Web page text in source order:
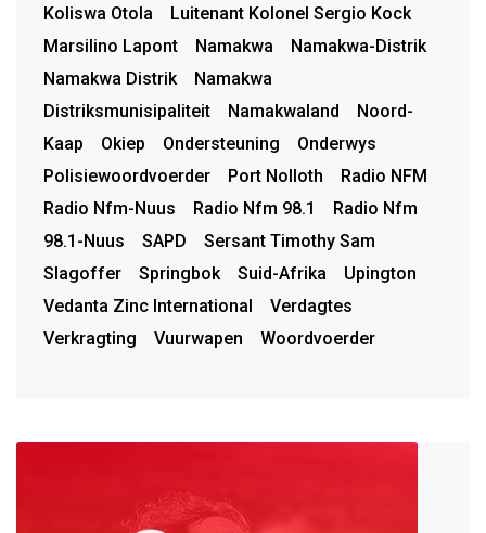
Koliswa Otola
Luitenant Kolonel Sergio Kock
Marsilino Lapont
Namakwa
Namakwa-Distrik
Namakwa Distrik
Namakwa
Distriksmunisipaliteit
Namakwaland
Noord-
Kaap
Okiep Ondersteuning
Onderwys
Polisiewoordvoerder
Port Nolloth
Radio NFM
Radio Nfm-Nuus
Radio Nfm 98.1
Radio Nfm
98.1-Nuus
SAPD
Sersant Timothy Sam
Slagoffer
Springbok Suid-Afrika
Upington
Vedanta Zinc International
Verdagtes
Verkragting
Vuurwapen Woordvoerder